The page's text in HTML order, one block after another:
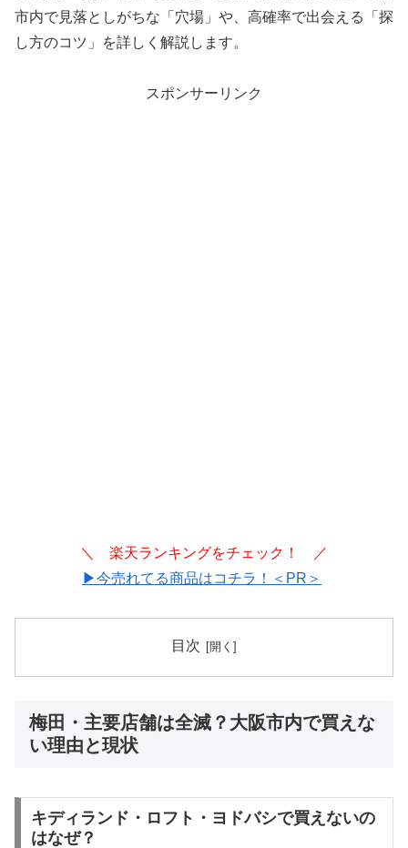
市内で見落としがちな「穴場」や、高確率で出会える「探
し方のコツ」を詳しく解説します。
スポンサーリンク
＼ 楽天ランキングをチェック！ ／
▶今売れてる商品はコチラ！＜PR＞
目次
梅田・主要店舗は全滅？大阪市内で買えな
い理由と現状
キディランド・ロフト・ヨドバシで買えないの
はなぜ？